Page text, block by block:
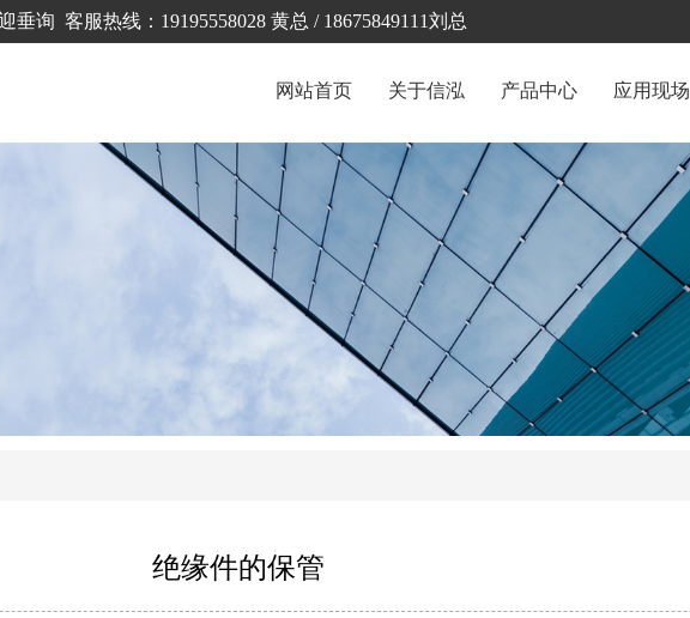
询 客服热线：19195558028 黄总 / 18675849111刘总
网站首页 关于信泓 产品中心 应用现场
绝缘件的保管